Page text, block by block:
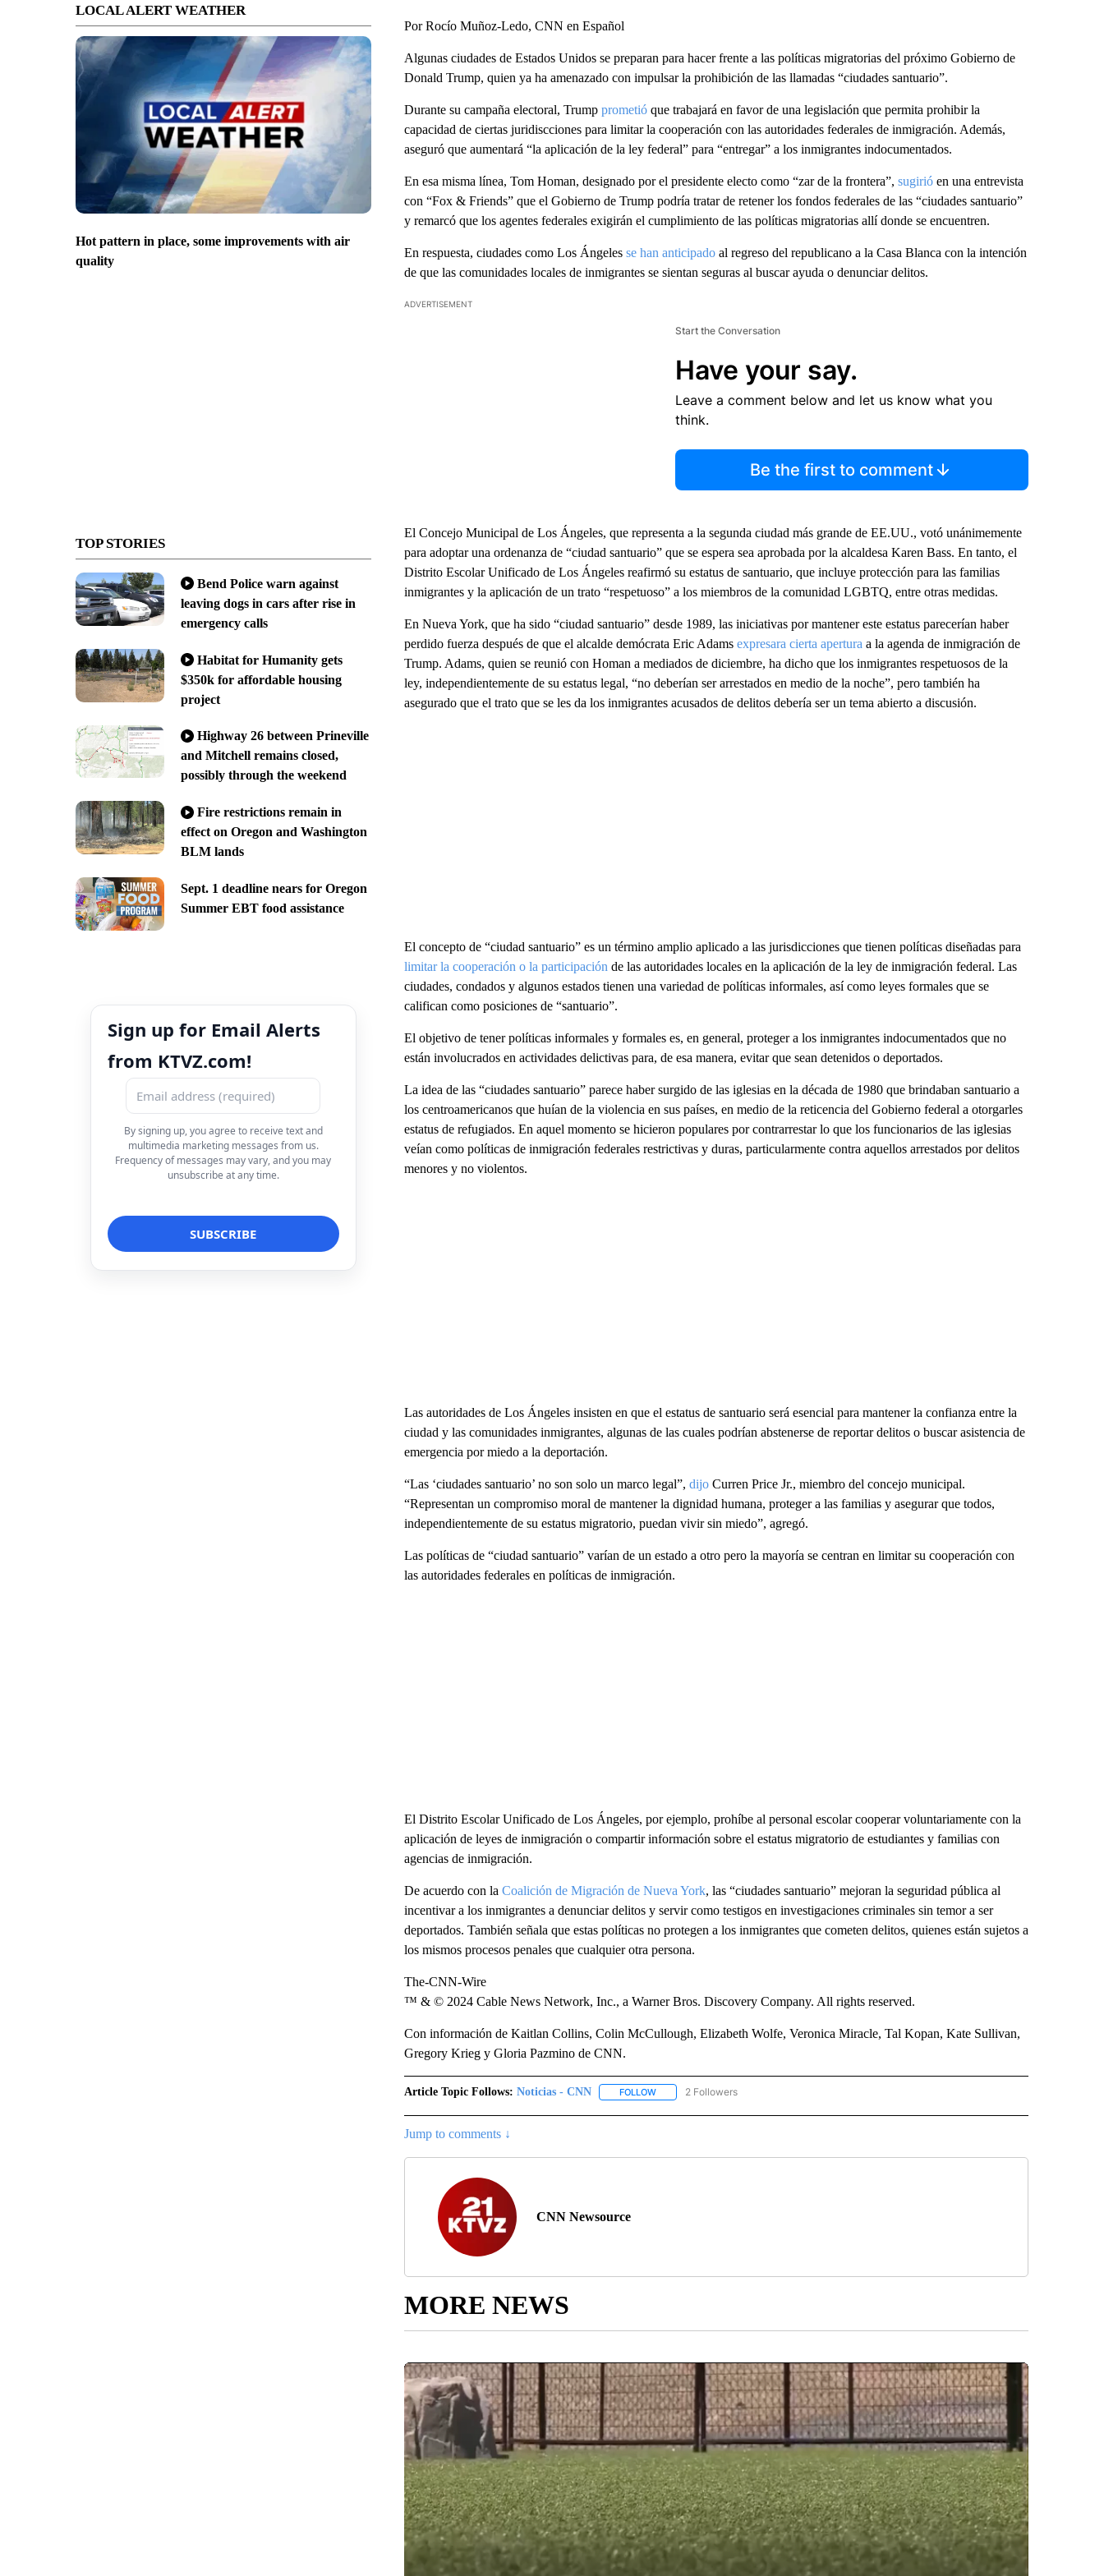
LOCAL ALERT WEATHER
Hot pattern in place, some improvements with air
quality
TOP STORIES
Bend Police warn against
leaving dogs in cars after rise in
emergency calls
Habitat for Humanity gets
$350k for affordable housing
project
Highway 26 between Prineville
and Mitchell remains closed,
possibly through the weekend
Fire restrictions remain in
effect on Oregon and Washington
BLM lands
Sept. 1 deadline nears for Oregon
Summer EBT food assistance
Sign up for Email Alerts
from KTVZ.com!
By signing up, you agree to receive text and
multimedia marketing messages from us.
Frequency of messages may vary, and you may
unsubscribe at any time.
Por Rocío Muñoz-Ledo, CNN en Español
Algunas ciudades de Estados Unidos se preparan para hacer frente a las políticas migratorias del próximo Gobierno de
Donald Trump, quien ya ha amenazado con impulsar la prohibición de las llamadas “ciudades santuario”.
Durante su campaña electoral, Trump prometió que trabajará en favor de una legislación que permita prohibir la
capacidad de ciertas juridiscciones para limitar la cooperación con las autoridades federales de inmigración. Además,
aseguró que aumentará “la aplicación de la ley federal” para “entregar” a los inmigrantes indocumentados.
En esa misma línea, Tom Homan, designado por el presidente electo como “zar de la frontera”, sugirió en una entrevista
con “Fox & Friends” que el Gobierno de Trump podría tratar de retener los fondos federales de las “ciudades santuario”
y remarcó que los agentes federales exigirán el cumplimiento de las políticas migratorias allí donde se encuentren.
En respuesta, ciudades como Los Ángeles se han anticipadoal regreso del republicano a la Casa Blanca con la intención
de que las comunidades locales de inmigrantes se sientan seguras al buscar ayuda o denunciar delitos.
ADVERTISEMENT
Start the Conversation
Have your say.
Leave a comment below and let us know what you
think.
Be the first to comment
El Concejo Municipal de Los Ángeles, que representa a la segunda ciudad más grande de EE.UU., votó unánimemente
para adoptar una ordenanza de “ciudad santuario” que se espera sea aprobada por la alcaldesa Karen Bass. En tanto, el
Distrito Escolar Unificado de Los Ángeles reafirmó su estatus de santuario, que incluye protección para las familias
inmigrantes y la aplicación de un trato “respetuoso” a los miembros de la comunidad LGBTQ, entre otras medidas.
En Nueva York, que ha sido “ciudad santuario” desde 1989, las iniciativas por mantener este estatus parecerían haber
perdido fuerza después de que el alcalde demócrata Eric Adams expresara cierta apertura a la agenda de inmigración de
Trump. Adams, quien se reunió con Homan a mediados de diciembre, ha dicho que los inmigrantes respetuosos de la
ley, independientemente de su estatus legal, “no deberían ser arrestados en medio de la noche”, pero también ha
asegurado que el trato que se les da los inmigrantes acusados de delitos debería ser un tema abierto a discusión.
El concepto de “ciudad santuario” es un término amplio aplicado a las jurisdicciones que tienen políticas diseñadas para
limitar la cooperación o la participación de las autoridades locales en la aplicación de la ley de inmigración federal. Las
ciudades, condados y algunos estados tienen una variedad de políticas informales, así como leyes formales que se
califican como posiciones de “santuario”.
El objetivo de tener políticas informales y formales es, en general, proteger a los inmigrantes indocumentados que no
están involucrados en actividades delictivas para, de esa manera, evitar que sean detenidos o deportados.
La idea de las “ciudades santuario” parece haber surgido de las iglesias en la década de 1980 que brindaban santuario a
los centroamericanos que huían de la violencia en sus países, en medio de la reticencia del Gobierno federal a otorgarles
estatus de refugiados. En aquel momento se hicieron populares por contrarrestar lo que los funcionarios de las iglesias
veían como políticas de inmigración federales restrictivas y duras, particularmente contra aquellos arrestados por delitos
menores y no violentos.
Las autoridades de Los Ángeles insisten en que el estatus de santuario será esencial para mantener la confianza entre la
ciudad y las comunidades inmigrantes, algunas de las cuales podrían abstenerse de reportar delitos o buscar asistencia de
emergencia por miedo a la deportación.
“Las ‘ciudades santuario’ no son solo un marco legal”, dijoCurren Price Jr., miembro del concejo municipal.
“Representan un compromiso moral de mantener la dignidad humana, proteger a las familias y asegurar que todos,
independientemente de su estatus migratorio, puedan vivir sin miedo”, agregó.
Las políticas de “ciudad santuario” varían de un estado a otro pero la mayoría se centran en limitar su cooperación con
las autoridades federales en políticas de inmigración.
El Distrito Escolar Unificado de Los Ángeles, por ejemplo, prohíbe al personal escolar cooperar voluntariamente con la
aplicación de leyes de inmigración o compartir información sobre el estatus migratorio de estudiantes y familias con
agencias de inmigración.
De acuerdo con la Coalición de Migración de Nueva York, las “ciudades santuario” mejoran la seguridad pública al
incentivar a los inmigrantes a denunciar delitos y servir como testigos en investigaciones criminales sin temor a ser
deportados. También señala que estas políticas no protegen a los inmigrantes que cometen delitos, quienes están sujetos a
los mismos procesos penales que cualquier otra persona.
The-CNN-Wire
™ & © 2024 Cable News Network, Inc., a Warner Bros. Discovery Company. All rights reserved.
Con información de Kaitlan Collins, Colin McCullough, Elizabeth Wolfe, Veronica Miracle, Tal Kopan, Kate Sullivan,
Gregory Krieg y Gloria Pazmino de CNN.
Article Topic Follows: Noticias - CNN FOLLOWFOLLOW "NOTICIAS - CNN" TO RECEIVE NOTIFICATIONS ABOUT NEW PAGES ON "NOTICIAS - CNN".
2 Followers
Jump to comments ↓
CNN Newsource
MORE NEWS